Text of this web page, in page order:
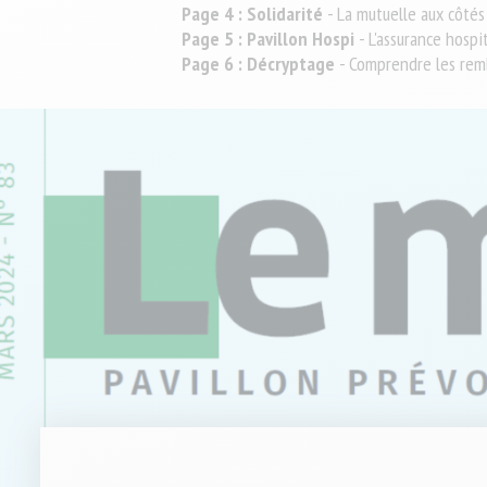
Complémentaire santé solidaire
Prévoir
patrimoine
Combattant
Page 4 : Solidarité - La mutuelle aux
Page 5 : Pavillon Hospi - L'assurance
Page 6 : Décryptage - Comprendre les